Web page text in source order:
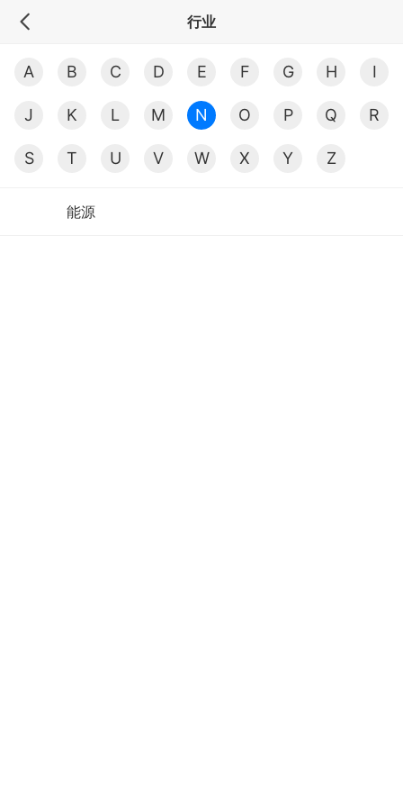
行业
A B C D E F G H I
J K L M N O P Q R
S T U V W X Y Z
能源